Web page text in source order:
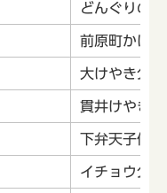
どんぐりの
前原町かけ
大けやき公園
貫井けやき
下弁天子供
イチョウ公園